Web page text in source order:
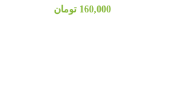
160,000 تومان